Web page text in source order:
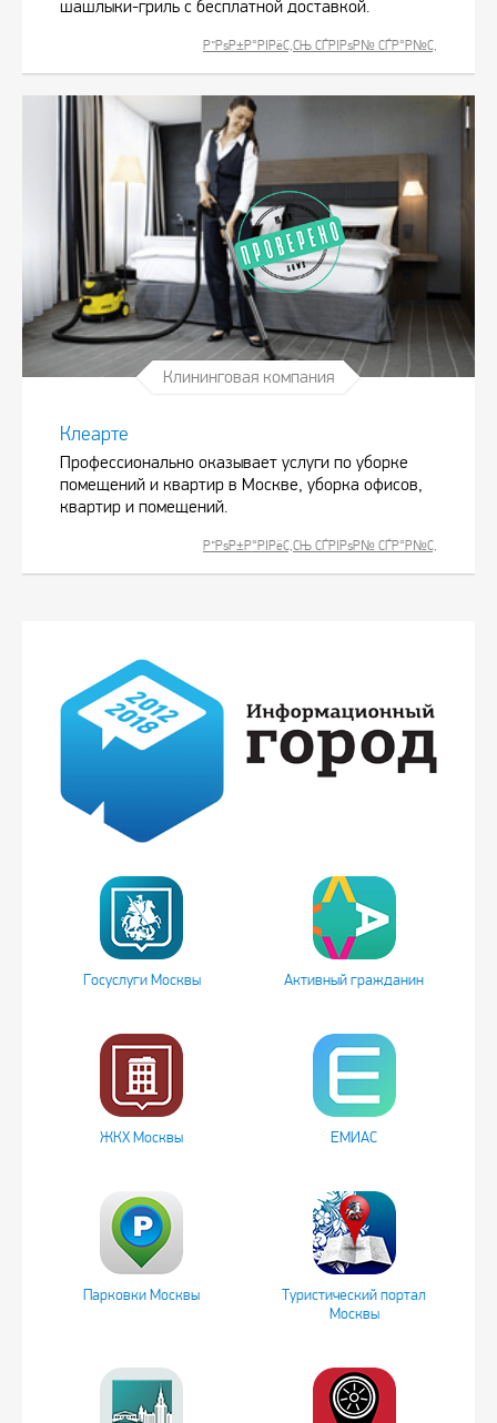
шашлыки-гриль с бесплатной доставкой.
Р”РѕР±Р°РІРёС‚СЊ СЃРІРѕР№ СЃР°Р№С‚
Клининговая компания
Клеарте
Профессионально оказывает услуги по уборке
помещений и квартир в Москве, уборка офисов,
квартир и помещений.
Р”РѕР±Р°РІРёС‚СЊ СЃРІРѕР№ СЃР°Р№С‚
Госуслуги Москвы Активный гражданин
ЖКХ Москвы ЕМИАС
Парковки Москвы
Туристический портал
Москвы